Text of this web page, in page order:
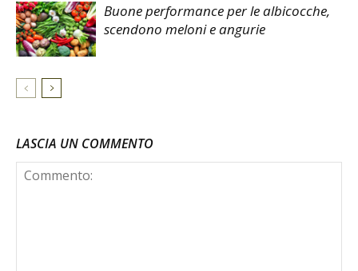
Buone performance per le albicocche,
scendono meloni e angurie
LASCIA UN COMMENTO